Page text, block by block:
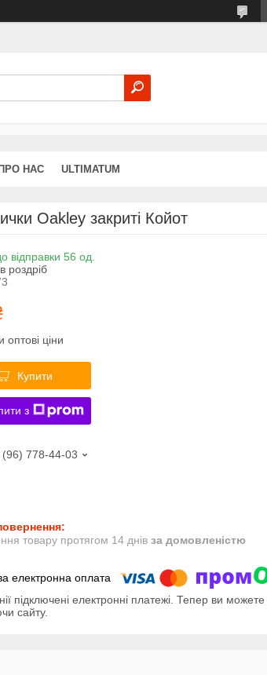
ПРО НАС ULTIMATUM
Oakley закриті Койот
відправки 56 од.
роздріб
оптові ціни
Купити
з
(96) 778-44-03
товару протягом 14 днів за домовленістю
підключені електронні платежі. Тепер ви
сайту.